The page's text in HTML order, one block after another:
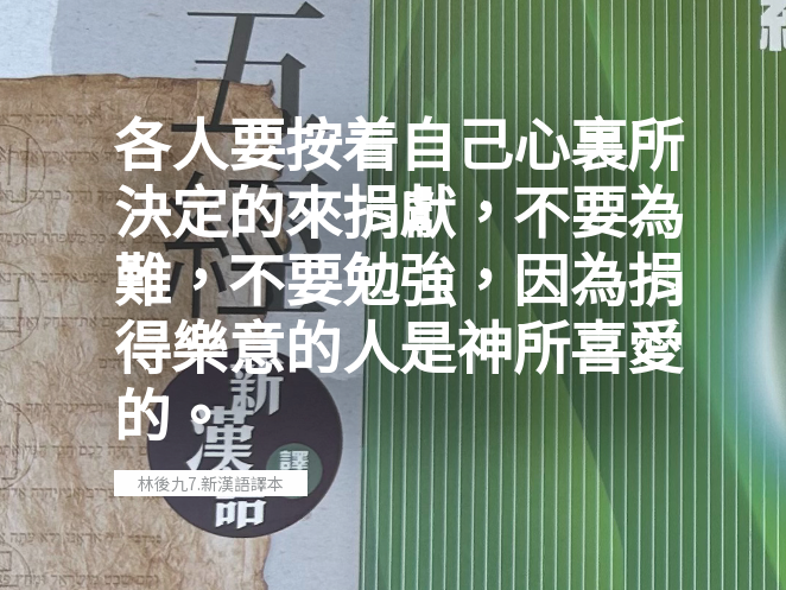
各人要按着自己心裏所
決定的來捐獻，不要為
難，不要勉強，因為捐
得樂意的人是神所喜愛
的。
林後九7.新漢語譯本